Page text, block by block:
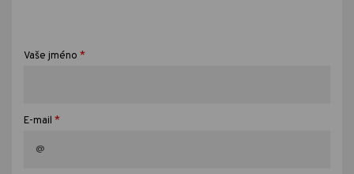
Vaše jméno *
E-mail *